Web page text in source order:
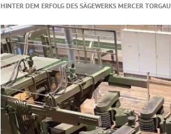
HINTER DEM ERFOLG DES SÄGEWERKS MERCER TORGAU